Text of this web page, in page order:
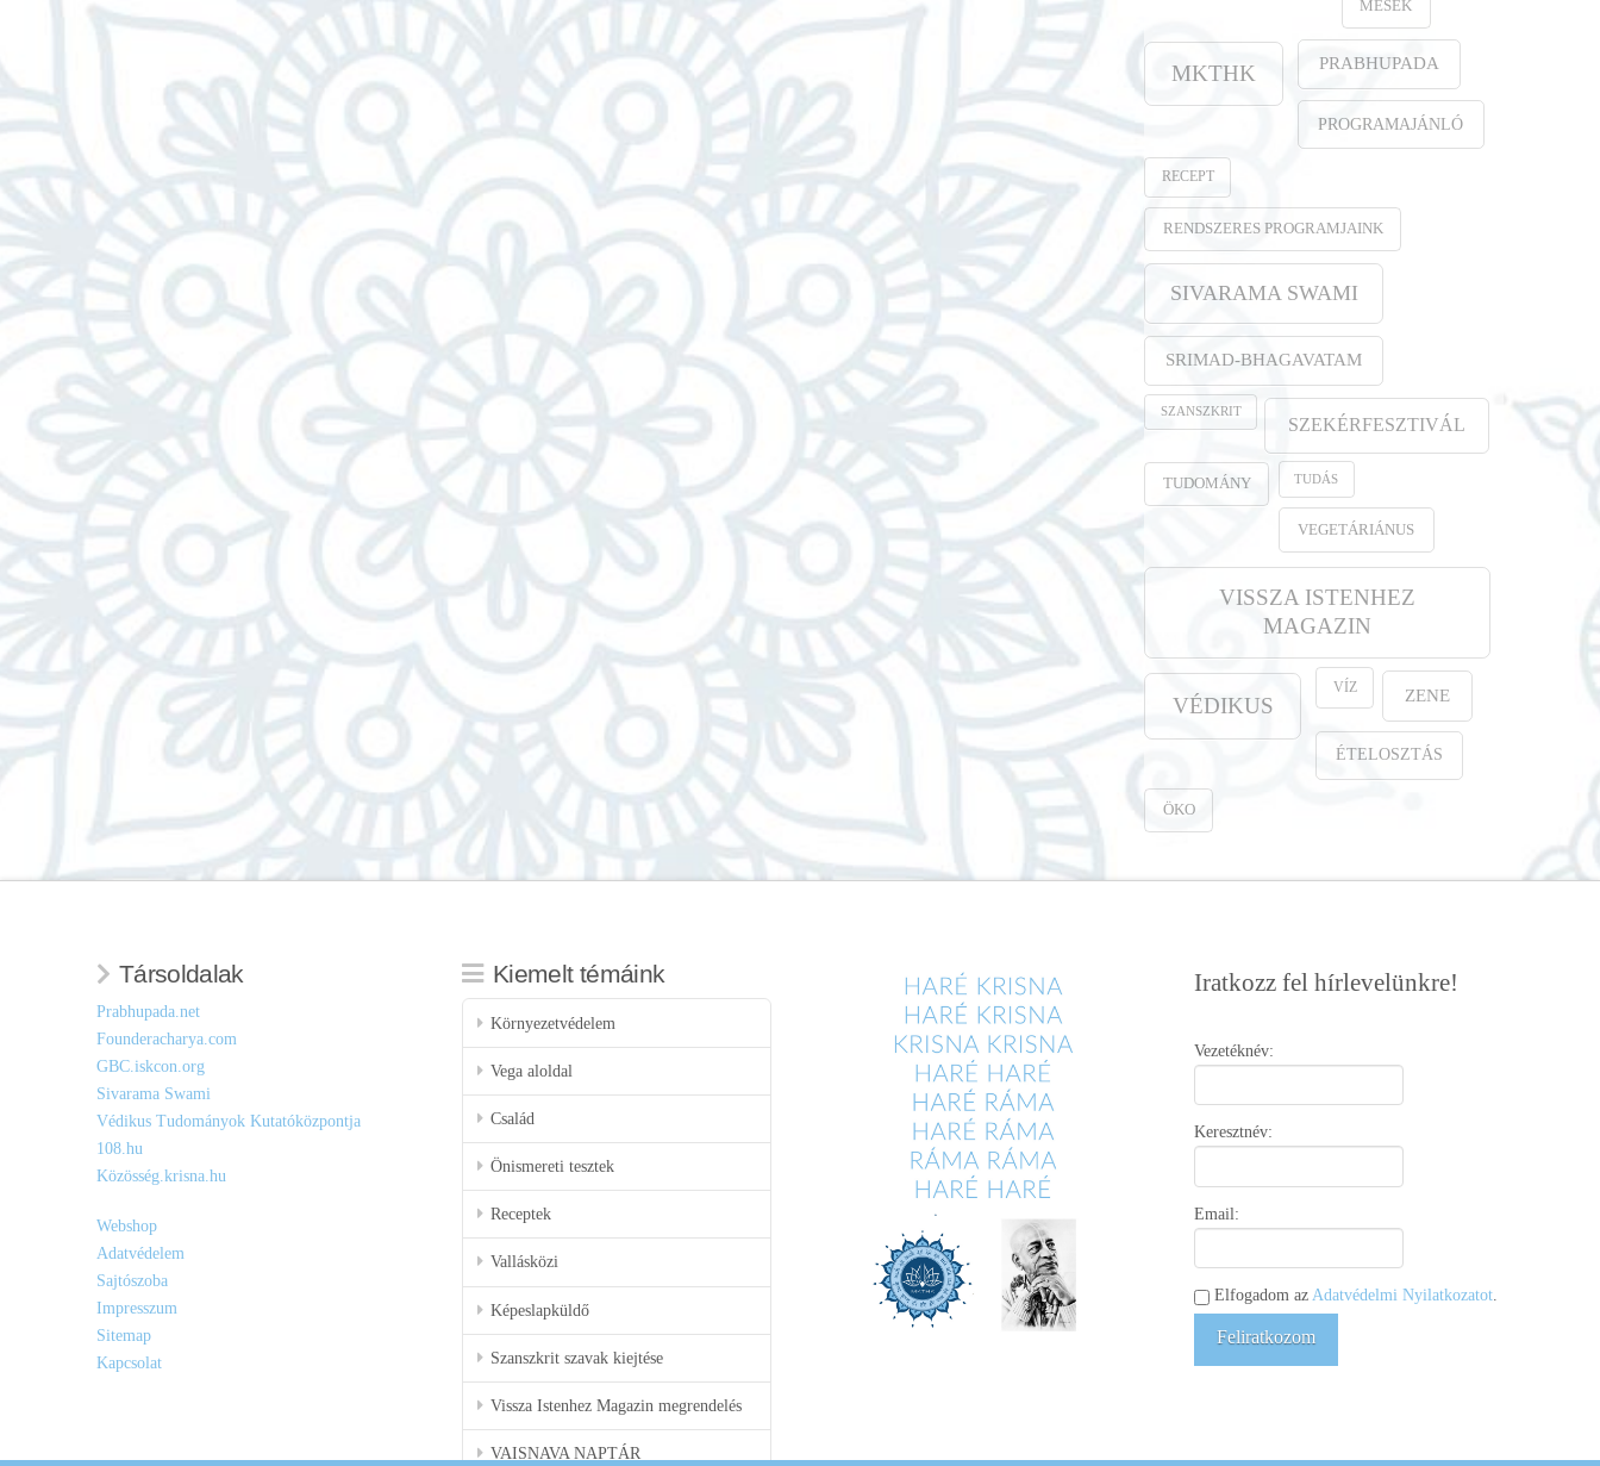
MESÉK
MKTHK PRABHUPADA
PROGRAMAJÁNLÓ
RECEPT
RENDSZERES PROGRAMJAINK
SIVARAMA SWAMI
SRIMAD-BHAGAVATAM
SZANSZKRIT
SZEKÉRFESZTIVÁL
TUDOMÁNY TUDÁS
VEGETÁRIÁNUS
VISSZA ISTENHEZ
MAGAZIN
VÉDIKUS
VÍZ ZENE
ÉTELOSZTÁS
ÖKO
Társoldalak
Prabhupada.net
Founderacharya.com
GBC.iskcon.org
Sivarama Swami
Védikus Tudományok Kutatóközpontja
108.hu
Közösség.krisna.hu
Webshop
Adatvédelem
Sajtószoba
Impresszum
Sitemap
Kapcsolat
Kiemelt témáink
Környezetvédelem
Vega aloldal
Család
Önismereti tesztek
Receptek
Vallásközi
Képeslapküldő
Szanszkrit szavak kiejtése
Vissza Istenhez Magazin megrendelés
VAISNAVA NAPTÁR
Iratkozz fel hírlevelünkre!
Vezetéknév:
Keresztnév:
Email:
Elfogadom azAdatvédelmi Nyilatkozatot.
Feliratkozom